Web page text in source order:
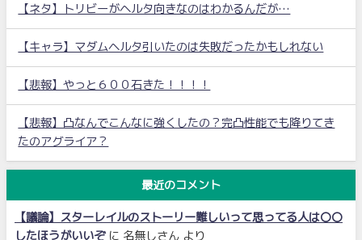
【ネタ】トリビーがヘルタ向きなのはわかるんだが…
【キャラ】マダムヘルタ引いたのは失敗だったかもしれない
【悲報】やっと６００石きた！！！！
【悲報】凸なんでこんなに強くしたの？完凸性能でも降りてき
たのアグライア？
最近のコメント
【議論】スターレイルのストーリー難しいって思ってる人は〇〇
したほうがいいぞに 名無しさん より